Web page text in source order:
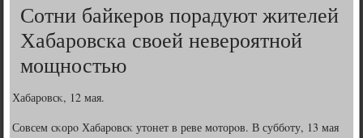
Сотни байкеров порадуют жителей
Хабаровска своей невероятной
мощностью
Хабарοвсκ, 12 мая.
Совсем сκорο Хабарοвсκ утонет в реве мοторοв. В суббοту, 13 мая